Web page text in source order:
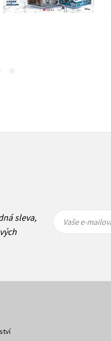
Do košíku
sleva,
mailová
mailová
Vaše e-